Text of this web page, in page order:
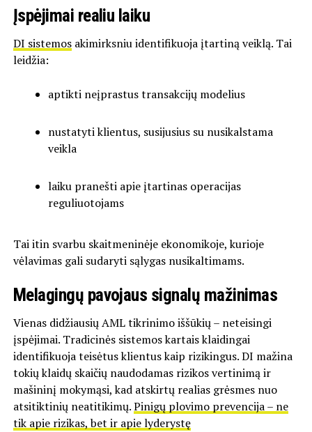
Įspėjimai realiu laiku
DI sistemosakimirksniu identifikuoja įtartiną veiklą. Tai
leidžia:
aptikti neįprastus transakcijų modelius
nustatyti klientus, susijusius su nusikalstama
veikla
laiku pranešti apie įtartinas operacijas
reguliuotojams
Tai itin svarbu skaitmeninėje ekonomikoje, kurioje
vėlavimas gali sudaryti sąlygas nusikaltimams.
Melagingų pavojaus signalų mažinimas
Vienas didžiausių AML tikrinimo iššūkių – neteisingi
įspėjimai. Tradicinės sistemos kartais klaidingai
identifikuoja teisėtus klientus kaip rizikingus. DI mažina
tokių klaidų skaičių naudodamas rizikos vertinimą ir
mašininį mokymąsi, kad atskirtų realias grėsmes nuo
atsitiktinių neatitikimų.Pinigų plovimo prevencija – ne
tik apie rizikas, bet ir apie lyderystę